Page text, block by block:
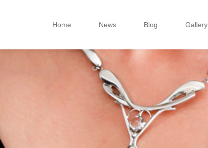
Home News Blog Gallery